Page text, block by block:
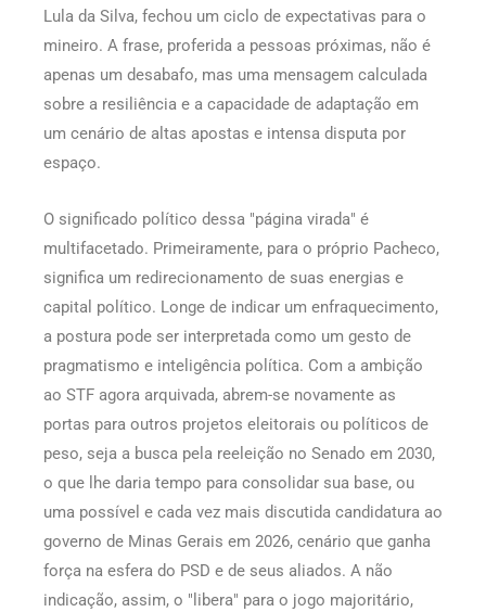
Lula da Silva, fechou um ciclo de expectativas para o
mineiro. A frase, proferida a pessoas próximas, não é
apenas um desabafo, mas uma mensagem calculada
sobre a resiliência e a capacidade de adaptação em
um cenário de altas apostas e intensa disputa por
espaço.
O significado político dessa "página virada" é
multifacetado. Primeiramente, para o próprio Pacheco,
significa um redirecionamento de suas energias e
capital político. Longe de indicar um enfraquecimento,
a postura pode ser interpretada como um gesto de
pragmatismo e inteligência política. Com a ambição
ao STF agora arquivada, abrem-se novamente as
portas para outros projetos eleitorais ou políticos de
peso, seja a busca pela reeleição no Senado em 2030,
o que lhe daria tempo para consolidar sua base, ou
uma possível e cada vez mais discutida candidatura ao
governo de Minas Gerais em 2026, cenário que ganha
força na esfera do PSD e de seus aliados. A não
indicação, assim, o "libera" para o jogo majoritário,